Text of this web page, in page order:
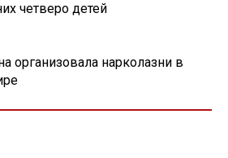
четверо детей
организовала нарколазни в